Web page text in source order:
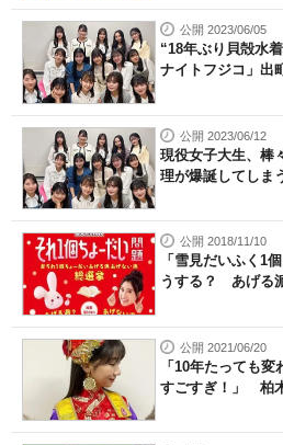
公開 2023/06/05
“18年ぶり貝殻水
ナイトフジコ」出
公開 2023/06/12
現役女子大生、棒
理が爆誕してし
公開 2018/11/10
「雪見だいふく1
うする？ あげる
公開 2021/06/20
「10年たっても
すごすぎ！」 柏